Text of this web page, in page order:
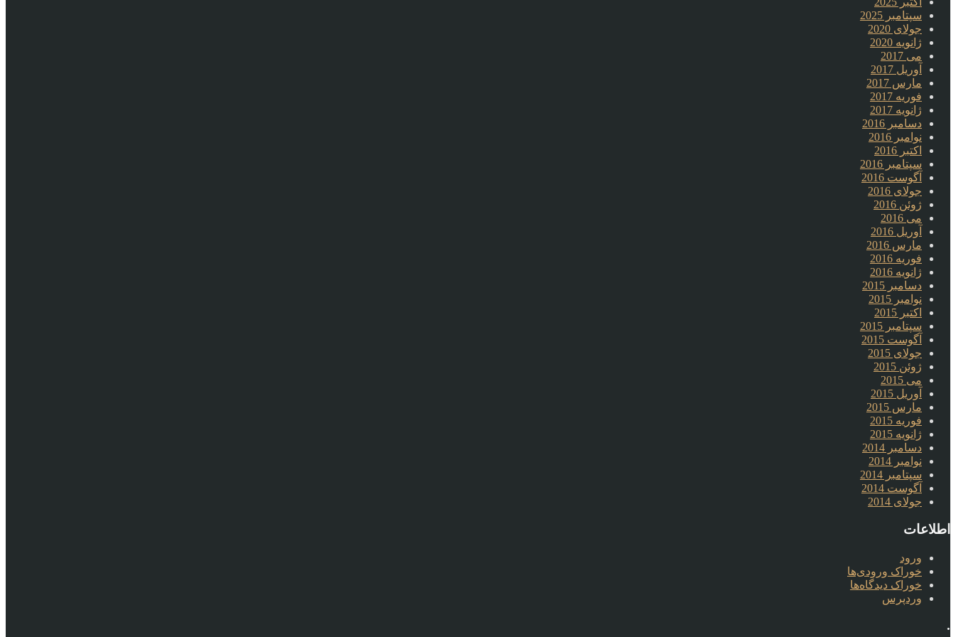
سپتامبر 2025
جولای 2020
ژانویه 2020
می 2017
آوریل 2017
مارس 2017
فوریه 2017
ژانویه 2017
دسامبر 2016
نوامبر 2016
اکتبر 2016
سپتامبر 2016
آگوست 2016
جولای 2016
ژوئن 2016
می 2016
آوریل 2016
مارس 2016
فوریه 2016
ژانویه 2016
دسامبر 2015
نوامبر 2015
اکتبر 2015
سپتامبر 2015
آگوست 2015
جولای 2015
ژوئن 2015
می 2015
آوریل 2015
مارس 2015
فوریه 2015
ژانویه 2015
دسامبر 2014
نوامبر 2014
سپتامبر 2014
آگوست 2014
جولای 2014
اطلاعات
ورود
خوراک ورودی‌ها
خوراک دیدگاه‌ها
وردپرس
.